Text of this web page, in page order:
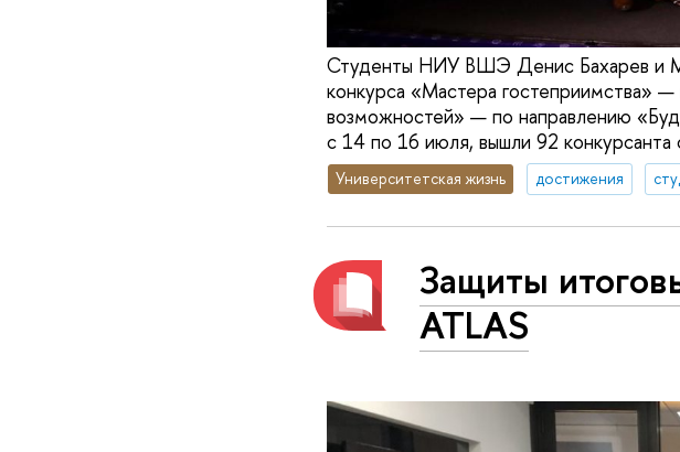
Студенты НИУ ВШЭ Денис Бахарев и
конкурса «Мастера гостеприимства»
возможностей» — по направлению
с 14 по 16 июля, вышли 92
Университетская жизнь достижения
Защиты
ATLAS